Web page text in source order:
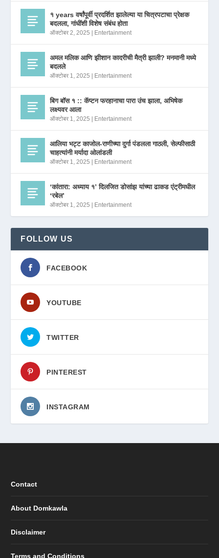
१ years वर्षांपूर्वी प्रदर्शित झालेल्या या चित्रपटाचा प्रेक्षक
बदलला, गांधींशी विशेष संबंध होता
ऑक्टोबर 2, 2025 | Entertainment
अमल मलिक आणि झीशान कादरीची मैत्री झाली? मनमानी मध्ये
बदलले
ऑक्टोबर 1, 2025 | Entertainment
बिग बॉस १ :: कॅप्टन फरहानाचा पारा उंच झाला, अभिषेक
लक्ष्यवर आला
ऑक्टोबर 1, 2025 | Entertainment
आलिया भट्ट काजोल-राणीच्या दुर्गा पंडलला गाठली, सेल्फीसाठी
चाहत्यांनी मर्यादा ओलांडली
ऑक्टोबर 1, 2025 | Entertainment
‘कांतारा: अध्याय १’ दिलजित डोसांझ यांच्या ढाकड एंट्रीमधील
‘रबेल’
ऑक्टोबर 1, 2025 | Entertainment
FOLLOW US
FACEBOOK
YOUTUBE
TWITTER
PINTEREST
INSTAGRAM
Contact
About Domkawla
Disclaimer
Terms and Conditions